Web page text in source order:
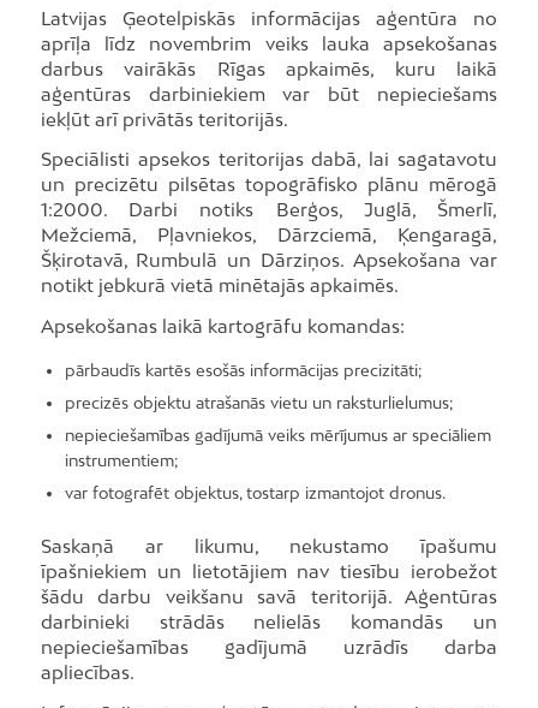
Latvijas Ģeotelpiskās informācijas aģentūra no
aprīļa līdz novembrim veiks lauka apsekošanas
darbus vairākās Rīgas apkaimēs, kuru laikā
aģentūras darbiniekiem var būt nepieciešams
iekļūt arī privātās teritorijās.
Speciālisti apsekos teritorijas dabā, lai sagatavotu
un precizētu pilsētas topogrāfisko plānu mērogā
1:2000. Darbi notiks Berģos, Juglā, Šmerlī,
Mežciemā, Pļavniekos, Dārzciemā, Ķengaragā,
Šķirotavā, Rumbulā un Dārziņos. Apsekošana var
notikt jebkurā vietā minētajās apkaimēs.
Apsekošanas laikā kartogrāfu komandas:
pārbaudīs kartēs esošās informācijas precizitāti;
precizēs objektu atrašanās vietu un raksturlielumus;
nepieciešamības gadījumā veiks mērījumus ar speciāliem
instrumentiem;
var fotografēt objektus, tostarp izmantojot dronus.
Saskaņā ar likumu, nekustamo īpašumu
īpašniekiem un lietotājiem nav tiesību ierobežot
šādu darbu veikšanu savā teritorijā. Aģentūras
darbinieki strādās nelielās komandās un
nepieciešamības gadījumā uzrādīs darba
apliecības.